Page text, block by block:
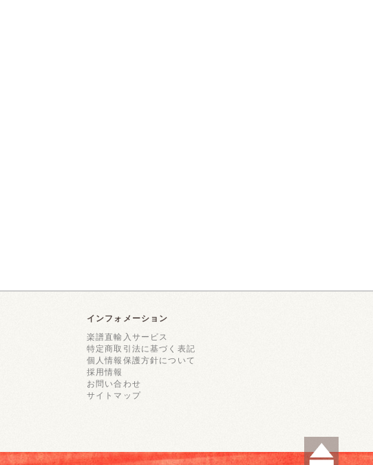
インフォメーション
楽譜直輸入サービス
特定商取引法に基づく表記
個人情報保護方針について
採用情報
お問い合わせ
サイトマップ